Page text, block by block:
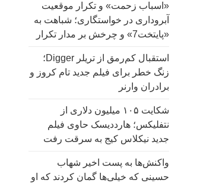
ا
ی
:
«اسباب زحمت» و تکرار موقعیت
آبروداری در خواستگاری؛ شباهت به
«پایتخت7» و چرخش بر مدار تکرار
استقبال کم‌رمق از تریلر Digger؛
زنگ خطر برای فیلم جدید تام کروز و
برادران وارنر
شکایت ۱۰۵ میلیون دلاری از
نتفلیکس؛ هارددیسک حاوی فیلم
جدید نیکلاس کیج به سرقت رفت
واکنش‌ها به پست اخیر شهاب
حسینی که خیلی‌ها گمان کردند که او